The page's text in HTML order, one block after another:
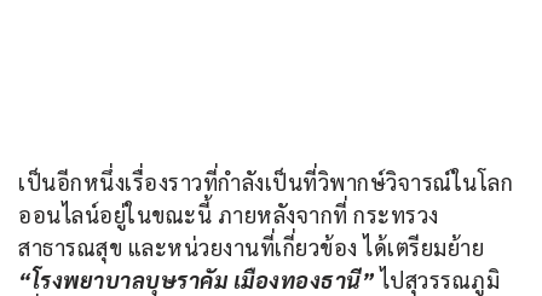
เป็นอีกหนึ่งเรื่องราวที่กำลังเป็นที่วิพากษ์วิจารณ์ในโลก
ออนไลน์อยู่ในขณะนี้ ภายหลังจากที่ กระทรวง
สาธารณสุข และหน่วยงานที่เกี่ยวข้อง ได้เตรียมย้าย
“โรงพยาบาลบุษราคัม เมืองทองธานี” ไปสุวรรณภูมิ